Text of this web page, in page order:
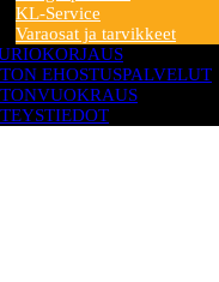
KL-Service
Varaosat ja tarvikkeet
EHOSTUSPALVELUT